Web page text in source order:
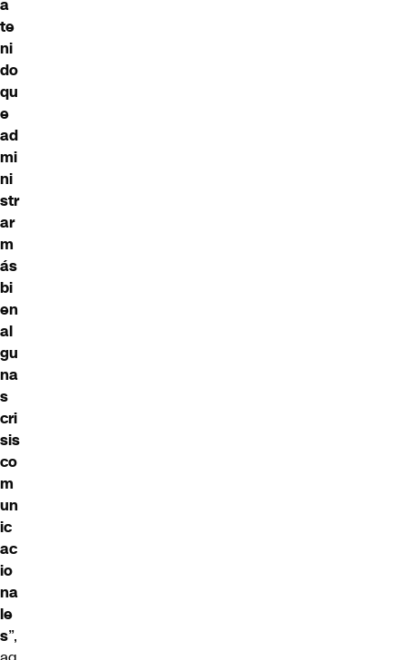
a
te
ni
do
qu
e
ad
mi
ni
str
ar
m
ás
bi
en
al
gu
na
s
cri
sis
co
m
un
ic
ac
io
na
le
s”,